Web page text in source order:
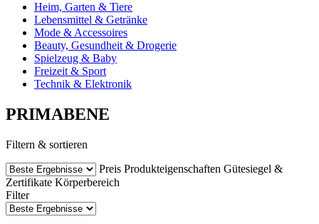
Heim, Garten & Tiere
Lebensmittel & Getränke
Mode & Accessoires
Beauty, Gesundheit & Drogerie
Spielzeug & Baby
Freizeit & Sport
Technik & Elektronik
PRIMABENE
Filtern & sortieren
Preis Produkteigenschaften Gütesiegel &
Zertifikate Körperbereich
Filter